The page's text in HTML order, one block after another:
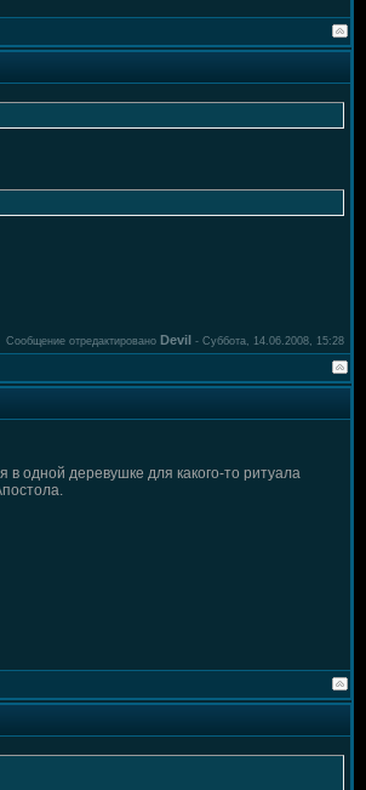
Сообщение отредактировано Devil - Суббота, 14.06.2008, 15:28
одной деревушке для какого-то ритуала